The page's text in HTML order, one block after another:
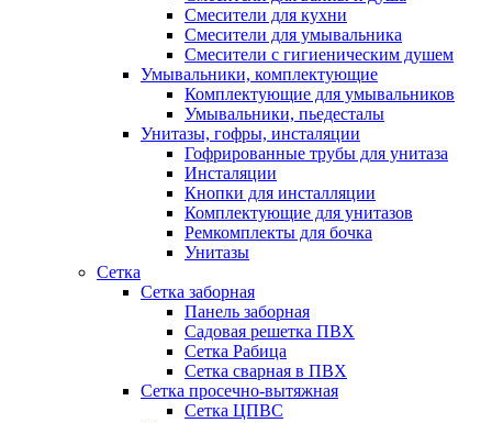
Смесители для кухни
Смесители для умывальника
Смесители с гигиеническим душем
Умывальники, комплектующие
Комплектующие для умывальников
Умывальники, пьедесталы
Унитазы, гофры, инсталяции
Гофрированные трубы для унитаза
Инсталяции
Кнопки для инсталляции
Комплектующие для унитазов
Ремкомплекты для бочка
Унитазы
Сетка
Сетка заборная
Панель заборная
Садовая решетка ПВХ
Сетка Рабица
Сетка сварная в ПВХ
Сетка просечно-вытяжная
Сетка ЦПВС